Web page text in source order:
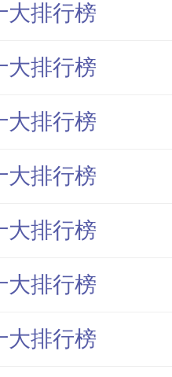
大排行榜
大排行榜
大排行榜
大排行榜
大排行榜
大排行榜
大排行榜